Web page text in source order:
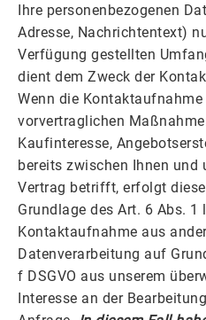
Ihre personenbezogenen
Adresse, Nachrichtentext)
Verfügung gestellten
dient dem Zweck der
Wenn die
vorvertraglichen
Kaufinteresse,
bereits zwischen Ihnen und
Vertrag betrifft, erfolgt
Grundlage des Art. 6 Abs. 1
Kontaktaufnahme aus
Datenverarbeitung auf
f DSGVO aus unserem
Interesse an der